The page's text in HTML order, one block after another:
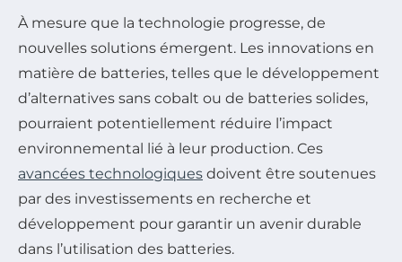
À mesure que la technologie progresse, de
nouvelles solutions émergent. Les innovations en
matière de batteries, telles que le développement
d’alternatives sans cobalt ou de batteries solides,
pourraient potentiellement réduire l’impact
environnemental lié à leur production. Ces
avancées technologiques doivent être soutenues
par des investissements en recherche et
développement pour garantir un avenir durable
dans l’utilisation des batteries.